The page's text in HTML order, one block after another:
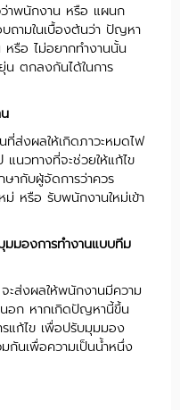
าพนักงาน หรือ แผนก
ถามในเบื้องต้นว่า ปัญหา
หรือ ไม่อยากทำงานนั้น
น ตกลงกันได้ในการ
ส่งผลให้เกิดภาวะหมดไฟ
นวทางที่จะช่วยให้แก้ไข
ากับผู้จัดการว่าควร
ม่ หรือ รับพนักงานใหม่เข้า
มมองการทำงานแบบทีม
ะส่งผลให้พนักงานมีความ
อก หากเกิดปัญหานี้ขึ้น
แก้ไข เพื่อปรับมุมมอง
มกันเพื่อความเป็นน้ำหนึ่ง